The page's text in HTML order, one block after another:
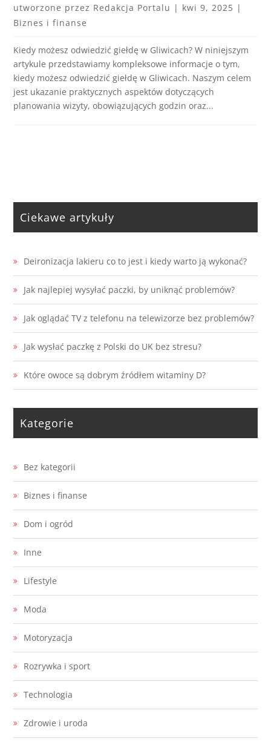
utworzone przez Redakcja Portalu | kwi 9, 2025 |
Biznes i finanse
Kiedy możesz odwiedzić giełdę w Gliwicach? W niniejszym
artykule przedstawiamy kompleksowe informacje o tym,
kiedy możesz odwiedzić giełdę w Gliwicach. Naszym celem
jest ukazanie praktycznych aspektów dotyczących
planowania wizyty, obowiązujących godzin oraz...
Ciekawe artykuły
Deironizacja lakieru co to jest i kiedy warto ją wykonać?
Jak najlepiej wysyłać paczki, by uniknąć problemów?
Jak oglądać TV z telefonu na telewizorze bez problemów?
Jak wysłać paczkę z Polski do UK bez stresu?
Które owoce są dobrym źródłem witaminy D?
Kategorie
Bez kategorii
Biznes i finanse
Dom i ogród
Inne
Lifestyle
Moda
Motoryzacja
Rozrywka i sport
Technologia
Zdrowie i uroda